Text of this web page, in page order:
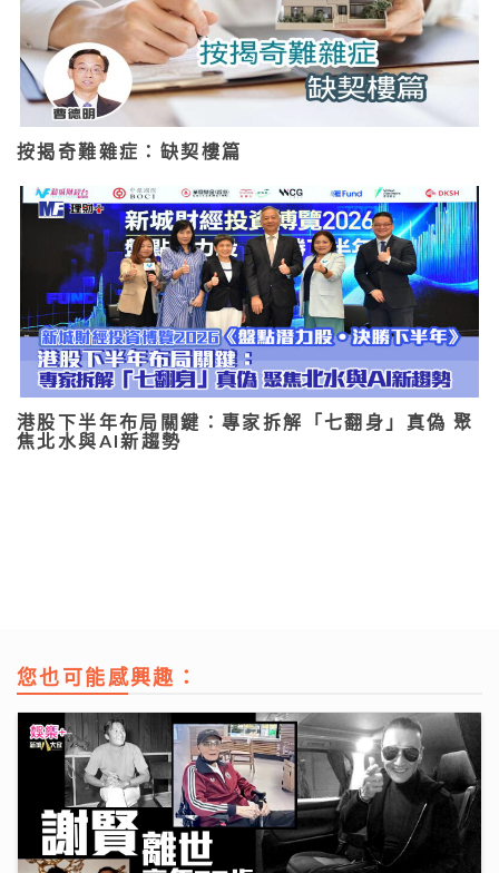
按揭奇難雜症：缺契樓篇
港股下半年布局關鍵：專家拆解「七翻身」真偽 聚
焦北水與AI新趨勢
您也可能感興趣：